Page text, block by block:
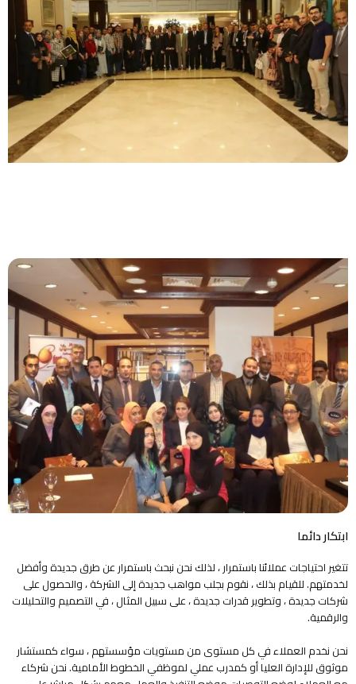
ابتكار دائما
تتغير احتياجات عملائنا باستمرار ، لذلك نحن نبحث باستمرار عن طرق جديدة وأفضل
لخدمتهم. للقيام بذلك ، نقوم بجلب مواهب جديدة إلى الشركة ، والحصول على
شركات جديدة ، وتطوير قدرات جديدة ، على سبيل المثال ، في التصميم والتحليلات
والرقمية.
نحن نخدم العملاء في كل مستوى من مستويات مؤسستهم ، سواء كمستشار
موثوق للإدارة العليا أو كمدرب عملي لموظفي الخطوط الأمامية. نحن شركاء